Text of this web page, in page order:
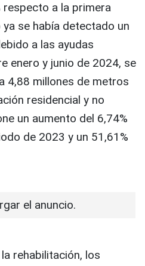
respecto a la primera
se había detectado un
a las ayudas
enero y junio de 2024, se
4,88 millones de metros
residencial y no
un aumento del 6,74%
de 2023 y un 51,61%
el anuncio.
rehabilitación, los